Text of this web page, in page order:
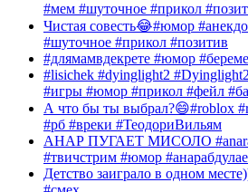
#мем #шуточное #прикол
Чистая совесть😂#юмор
#шуточное #прикол #позитив
#длямамвдекрете #юмор
#lisichek #dyinglight2
#игры #юмор #прикол #фейл
А что бы ты выбрал?😄#roblox
#рб #вреки #ТеодориВильям
АНАР ПУГАЕТ МИСОЛО
#твичстрим #юмор
Детство заиграло в одном